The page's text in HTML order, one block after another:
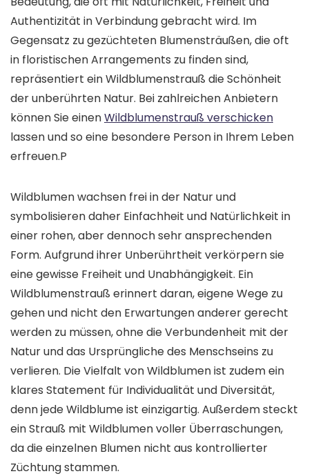
Authentizität in Verbindung gebracht wird. Im
Gegensatz zu gezüchteten Blumensträußen, die oft
in floristischen Arrangements zu finden sind,
repräsentiert ein Wildblumenstrauß die Schönheit
der unberührten Natur. Bei zahlreichen Anbietern
können Sie einenWildblumenstrauß verschicken
lassen und so eine besondere Person in Ihrem Leben
erfreuen.P
Wildblumen wachsen frei in der Natur und
symbolisieren daher Einfachheit und Natürlichkeit in
einer rohen, aber dennoch sehr ansprechenden
Form. Aufgrund ihrer Unberührtheit verkörpern sie
eine gewisse Freiheit und Unabhängigkeit. Ein
Wildblumenstrauß erinnert daran, eigene Wege zu
gehen und nicht den Erwartungen anderer gerecht
werden zu müssen, ohne die Verbundenheit mit der
Natur und das Ursprüngliche des Menschseins zu
verlieren. Die Vielfalt von Wildblumen ist zudem ein
klares Statement für Individualität und Diversität,
denn jede Wildblume ist einzigartig. Außerdem steckt
ein Strauß mit Wildblumen voller Überraschungen,
da die einzelnen Blumen nicht aus kontrollierter
Züchtung stammen.